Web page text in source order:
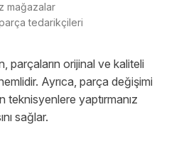
mağazalar
tedarikçileri
parçaların orijinal ve kaliteli
Ayrıca, parça değişimi
teknisyenlere yaptırmanız
sağlar.